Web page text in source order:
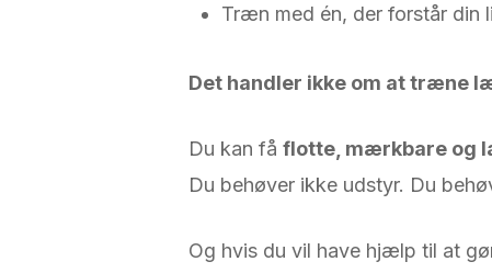
Træn med én, der forstår din
Det handler ikke om at træne
Du kan få flotte, mærkbare og
Du behøver ikke udstyr. Du
Og hvis du vil have hjælp til at